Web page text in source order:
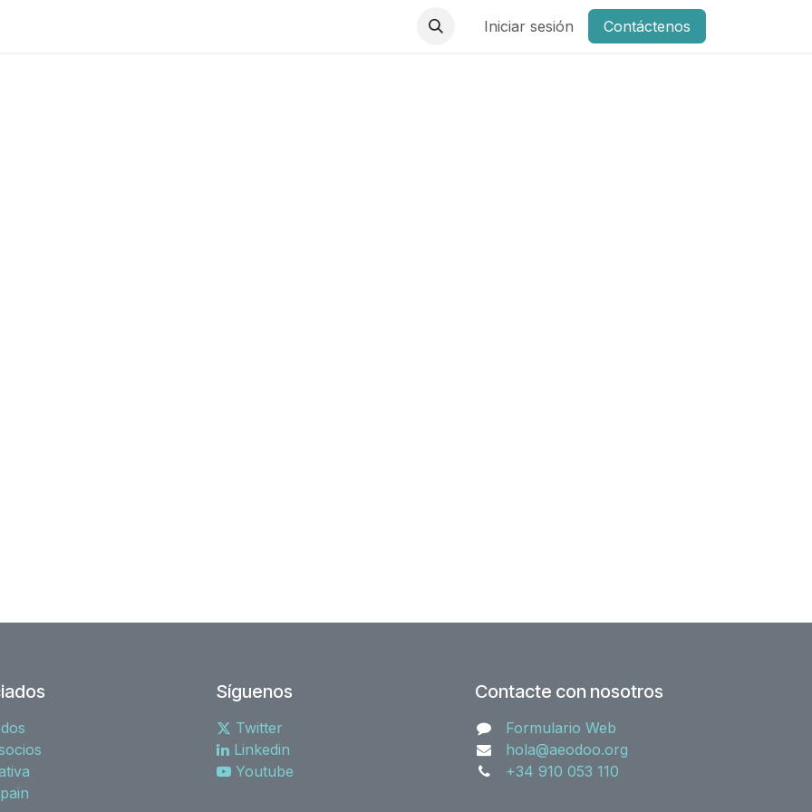
Iniciar sesión Contáctenos
Síguenos
Twitter
Linkedin
Youtube
Contacte con nosotros
Formulario Web
hola@aeodoo.org
+34 910 053 110